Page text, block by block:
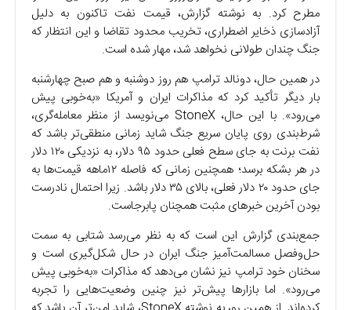
مطرح کرد. به نوشته گزارش، قیمت نفت تاکنون به دلیل
آزادسازی ذخایر اضطراری، تخریب محدود تقاضا و این انتظار که
جنگ چندان طولانی نخواهد شد، مهار شده است.
در همین حال، دونالد ترامپ هم روز دوشنبه و هم صبح چهارشنبه
بار دیگر تأکید کرد که مذاکرات ایران و آمریکا «به‌خوبی پیش
می‌رود». با این حال، StoneX می‌نویسد از منظر معامله‌گری،
شرط‌بندی روی پایان سریع جنگ شاید زمانی منطقی‌تر باشد که
نفت برنت به جای سطح فعلی حدود ۹۵ دلار، به نزدیکی ۱۲۰ دلار
در هر بشکه برسد؛ همچنین زمانی که فاصله ۱۲ماهه قیمت‌ها به
جای حدود ۲۰ دلار فعلی، بالای ۳۵ دلار باشد. زیرا احتمال نادرست
بودن آخرین خبر‌های مثبت همچنان پابرجاست.
جمع‌بندی گزارش این است که به نظر می‌رسد شتابی به سمت
حل‌وفصل مسالمت‌آمیز جنگ ایران در حال شکل‌گیری است و
سخنان خود ترامپ نیز نشان می‌دهد که مذاکرات «به‌خوبی پیش
می‌رود». اما بازار‌ها پیش‌تر نیز چنین وضعیت‌هایی را تجربه